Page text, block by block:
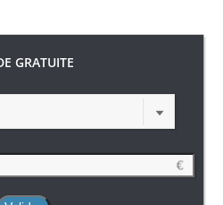
GRATUITE